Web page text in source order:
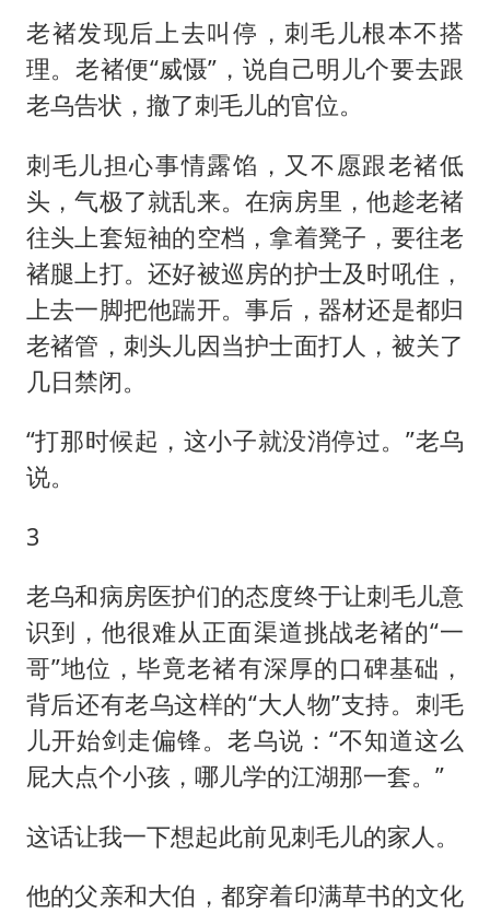
老褚发现后上去叫停，刺毛儿根本不搭
理。老褚便“威慑”，说自己明儿个要去跟
老乌告状，撤了刺毛儿的官位。
刺毛儿担心事情露馅，又不愿跟老褚低
头，气极了就乱来。在病房里，他趁老褚
往头上套短袖的空档，拿着凳子，要往老
褚腿上打。还好被巡房的护士及时吼住，
上去一脚把他踹开。事后，器材还是都归
老褚管，刺头儿因当护士面打人，被关了
几日禁闭。
“打那时候起，这小子就没消停过。”老乌
说。
3
老乌和病房医护们的态度终于让刺毛儿意
识到，他很难从正面渠道挑战老褚的“一
哥”地位，毕竟老褚有深厚的口碑基础，
背后还有老乌这样的“大人物”支持。刺毛
儿开始剑走偏锋。老乌说：“不知道这么
屁大点个小孩，哪儿学的江湖那一套。”
这话让我一下想起此前见刺毛儿的家人。
他的父亲和大伯，都穿着印满草书的文化